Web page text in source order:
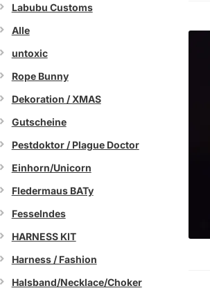
Labubu Customs
Alle
untoxic
Rope Bunny
Dekoration / XMAS
Gutscheine
Pestdoktor / Plague Doctor
Einhorn/Unicorn
Fledermaus BATy
Fesselndes
HARNESS KIT
Harness / Fashion
Halsband/Necklace/Choker